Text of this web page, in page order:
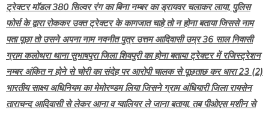
ट्रेक्टर मॉडल 380 सिल्वर रंग का बिना नम्बर का ड्रायवर चलाकर लाया, पुलिस
फोर्स के द्वारा रोककर उक्त ट्रेक्टर के कागजात चाहे तो न होना बताया जिससे नाम
पता पूछा तो उसने अपना नाम नवनीत पुत्र उत्तम आदिवासी उम्र 36 साल निवासी
ग्राम कलोथरा थाना सुभाषपुरा जिला शिवपुरी का होना बताया ट्रेक्टर में रजिस्ट्रेशन
नम्बर अंकित न होने से चोरी का संदेह पर आरोपी चालक से पूछताछ कर धारा 23 (2)
भारतीय साक्ष्य अधिनियम का मेमोरण्डम लिया जिसने ग्राम अंधियारी जिला रायसेन
ताराचन्द आदिवासी से लेकर आना व ग्वालियर ले जाना बताया, तब पीओएस मशीन से